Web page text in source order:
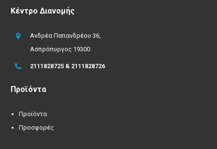
Κέντρο Διανομής
Ανδρέα Παπανδρέου 36,
Ασπρόπυργος 19300
2111828725 & 2111828726
Προϊόντα
Προϊόντα
Προσφορές